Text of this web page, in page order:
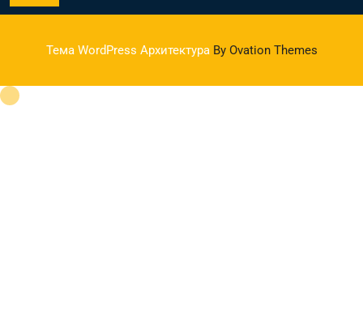
Тема WordPress Архитектура By Ovation Themes